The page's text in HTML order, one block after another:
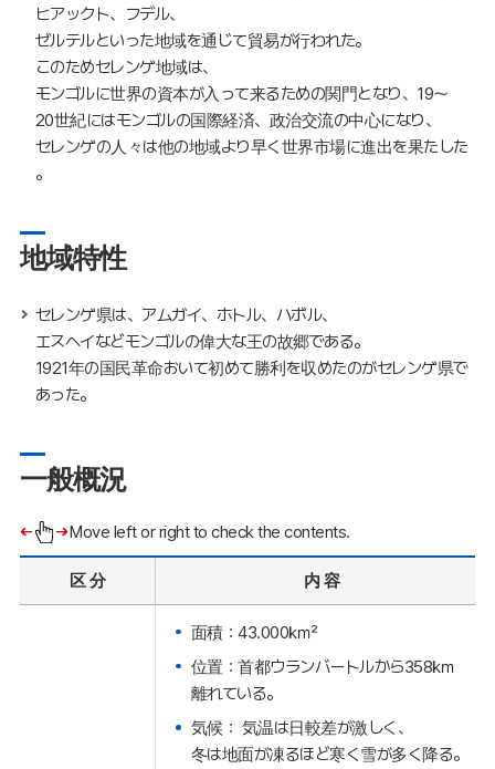
ヒアックト、フデル、
ゼルテルといった地域を通じて貿易が行われた。
このためセレンゲ地域は、
モンゴルに世界の資本が入って来るための関門となり、19～
20世紀にはモンゴルの国際経済、政治交流の中心になり、
セレンゲの人々は他の地域より早く世界市場に進出を果たした
。
地域特性
セレンゲ県は、アムガイ、ホトル、ハボル、
エスヘイなどモンゴルの偉大な王の故郷である。
1921年の国民革命おいて初めて勝利を収めたのがセレンゲ県で
あった。
一般概況
Move left or right to check the contents.
区 分 内 容
面積：43.000㎢
位置：首都ウランバートルから358㎞
離れている。
気候： 気温は日較差が激しく、
冬は地面が凍るほど寒く雪が多く降る。